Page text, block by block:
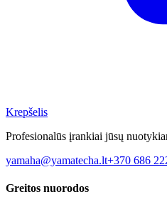
Krepšelis
Profesionalūs įrankiai jūsų
yamaha@yamatecha.lt+370 686
Greitos nuorodos